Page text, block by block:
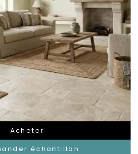
Acheter
échantillon